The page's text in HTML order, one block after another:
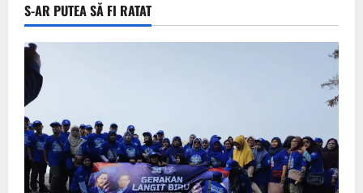
S-AR PUTEA SĂ FI RATAT